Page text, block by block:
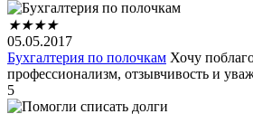
★★★★
05.05.2017
Бухгалтерия по полочкам Хочу
профессионализм, отзывчивость и
5